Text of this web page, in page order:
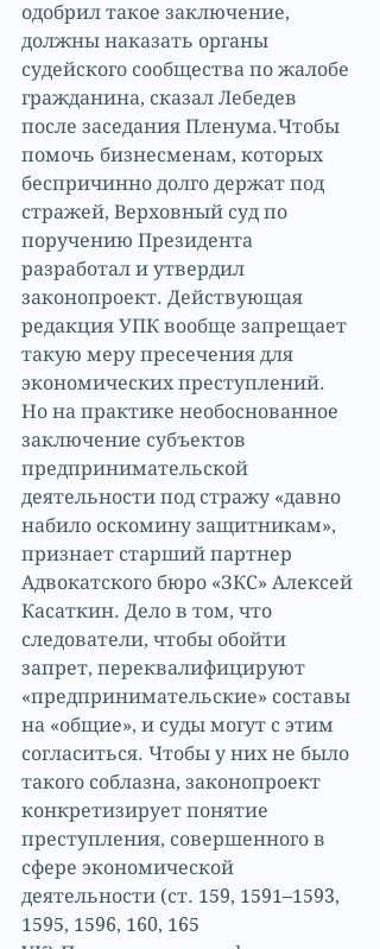
одобрил такое заключение,
должны наказать органы
судейского сообщества по жалобе
гражданина, сказал Лебедев
после заседания Пленума.Чтобы
помочь бизнесменам, которых
беспричинно долго держат под
стражей, Верховный суд по
поручению Президента
разработал и утвердил
законопроект. Действующая
редакция УПК вообще запрещает
такую меру пресечения для
экономических преступлений.
Но на практике необоснованное
заключение субъектов
предпринимательской
деятельности под стражу «давно
набило оскомину защитникам»,
признает старший партнер
Адвокатского бюро «ЗКС» Алексей
Касаткин. Дело в том, что
следователи, чтобы обойти
запрет, переквалифицируют
«предпринимательские» составы
на «общие», и суды могут с этим
согласиться. Чтобы у них не было
такого соблазна, законопроект
конкретизирует понятие
преступления, совершенного в
сфере экономической
деятельности (ст. 159, 1591–1593,
1595, 1596, 160, 165